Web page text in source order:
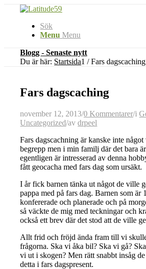
Sök
Menu Menu
Blogg - Senaste nytt
Du är här: Startsida1 / Fars dagscaching
Fars dagscaching
november 12, 2013/0 Kommentarer/i
Uncategorized/avdrpeel
Fars dagscachning är kanske inte något
begrepp men i min familj där det bara
egentligen är intresserad av denna
fått geocacha med fars dag som ursäkt.
I år fick barnen tänka ut något de ville
pappa med på fars dag. Barnen som är
konfererade och planerade och på
så väckte de mig med teckningar och
också ett brev där det stod att de ville
Allt frid och fröjd ända fram till vi
frågorna. Ska vi åka bil? Ska vi gå?
vi ut i skogen? Men rätt snabbt insåg
detta i fars dagspresent.